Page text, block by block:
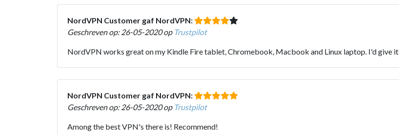
NordVPN Customer gaf NordVPN:
Geschreven op: 26-05-2020 op Trustpilot
NordVPN works great on my Kindle Fire tablet, Chromebook, Macbook and Linux laptop. I'd give it
NordVPN Customer gaf NordVPN:
Geschreven op: 26-05-2020 op Trustpilot
Among the best VPN's there is! Recommend!